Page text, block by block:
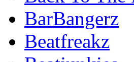
BarBangerz
Beatfreakz